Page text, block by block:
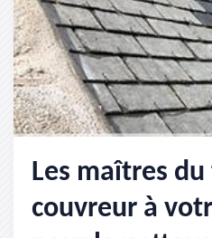
Les maîtres
couvreur à